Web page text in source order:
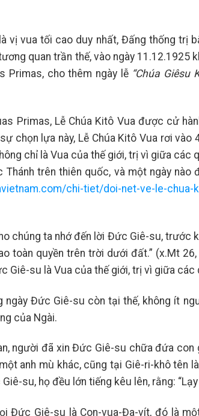
vị vua tối cao duy nhất, Đấng thống trị
quan trần thế, vào ngày 11.12.1925
Primas, cho thêm ngày lễ “Chúa Giêsu
Primas, Lễ Chúa Kitô Vua được cử
chọn lựa này, Lễ Chúa Kitô Vua rơi
chỉ là Vua của thế giới, trị vì giữa các
trên thiên quốc, và một ngày nào
chi-tiet/doi-net-ve-le-chua-
chúng ta nhớ đến lời Đức Giê-su, trước
toàn quyền trên trời dưới đất.” (x.Mt 26,
Giê-su là Vua của thế giới, trị vì giữa các
ngày Đức Giê-su còn tại thế, không ít
của Ngài.
người đã xin Đức Giê-su chữa đứa con
anh mù khác, cũng tại Giê-ri-khô tên
su, họ đều lớn tiếng kêu lên, rằng:
Đức Giê-su là Con-vua-Đa-vít, đó là